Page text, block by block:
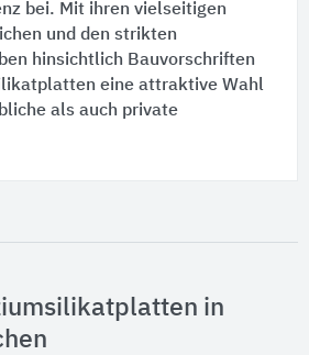
bei. Mit ihren vielseitigen
und den strikten
hinsichtlich Bauvorschriften
eine attraktive Wahl
als auch private
in